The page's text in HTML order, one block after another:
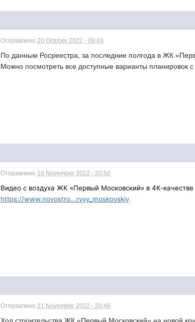
Отправлено20 October 2022 - 09:43
По данным Росреестра, за последние полгода в ЖК
Можно посмотреть все доступные варианты планировок
Отправлено 10 November 2022 - 20:50
Видео с воздуха ЖК «Первый Московский» в 4К-
https://www.novostro...rvyy_moskovskiy
Отправлено21 November 2022 - 20:46